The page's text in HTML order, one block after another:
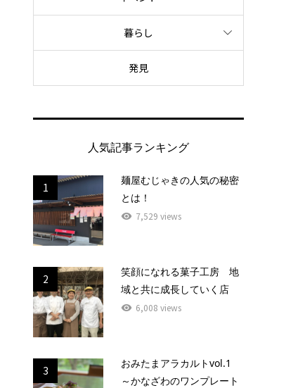
暮らし
発見
人気記事ランキング
1
麺屋むじゃきの人気の秘密
とは！
7,529 views
2
笑顔になれる菓子工房 地
域と共に成長していく店
6,008 views
3
おみたまアラカルトvol.1
～かなざわのワンプレート